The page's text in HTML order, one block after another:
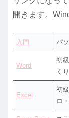
開きます。
入門 パ
Word
初
く
Excel
初
ロ